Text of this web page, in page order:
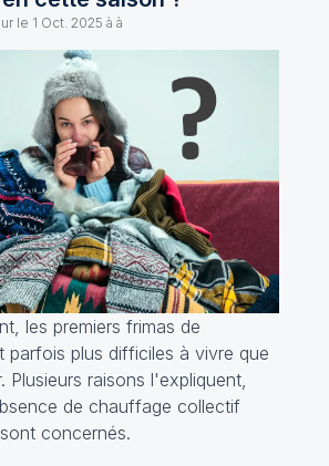
le 1 Oct. 2025 à à
les premiers frimas de
parfois plus difficiles à vivre que
Plusieurs raisons l'expliquent,
de chauffage collectif
concernés.